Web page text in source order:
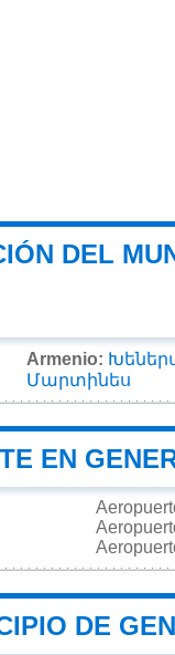
DEL
Armenio:
Մարտինես
EN
DE